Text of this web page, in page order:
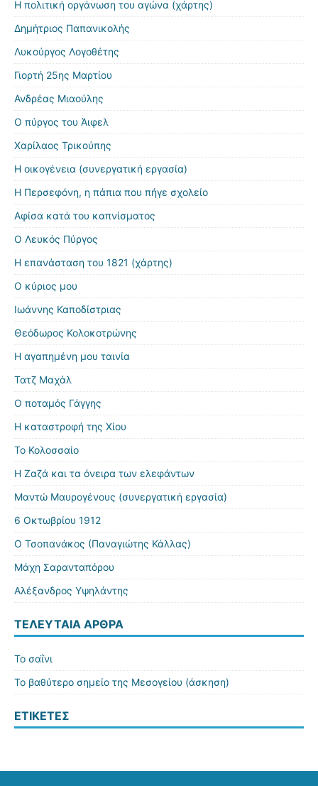
Η πολιτική οργάνωση του αγώνα (χάρτης)
Δημήτριος Παπανικολής
Λυκούργος Λογοθέτης
Γιορτή 25ης Μαρτίου
Ανδρέας Μιαούλης
Ο πύργος του Άιφελ
Χαρίλαος Τρικούπης
Η οικογένεια (συνεργατική εργασία)
Η Περσεφόνη, η πάπια που πήγε σχολείο
Αφίσα κατά του καπνίσματος
Ο Λευκός Πύργος
Η επανάσταση του 1821 (χάρτης)
Ο κύριος μου
Ιωάννης Καποδίστριας
Θεόδωρος Κολοκοτρώνης
Η αγαπημένη μου ταινία
Τατζ Μαχάλ
Ο ποταμός Γάγγης
Η καταστροφή της Χίου
Το Κολοσσαίο
Η Ζαζά και τα όνειρα των ελεφάντων
Μαντώ Μαυρογένους (συνεργατική εργασία)
6 Οκτωβρίου 1912
Ο Τσοπανάκος (Παναγιώτης Κάλλας)
Μάχη Σαρανταπόρου
Αλέξανδρος Υψηλάντης
ΤΕΛΕΥΤΑΊΑ ΆΡΘΡΑ
Το σαΐνι
Το βαθύτερο σημείο της Μεσογείου (άσκηση)
ΕΤΙΚΈΤΕΣ